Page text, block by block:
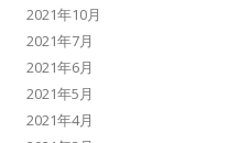
2021年10月
2021年7月
2021年6月
2021年5月
2021年4月